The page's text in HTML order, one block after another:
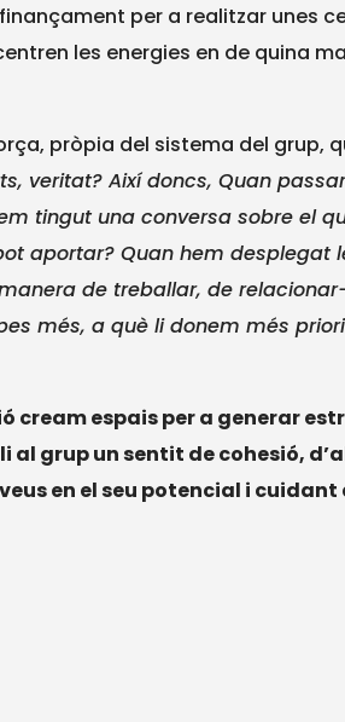
per a realitzar unes
les energies en de quina
pròpia del sistema del grup,
veritat? Així doncs, Quan
tingut una conversa sobre el
aportar? Quan hem desplegat
de treballar, de
més, a què li donem més
cream espais per a generar
al grup un sentit de cohesió,
en el seu potencial i